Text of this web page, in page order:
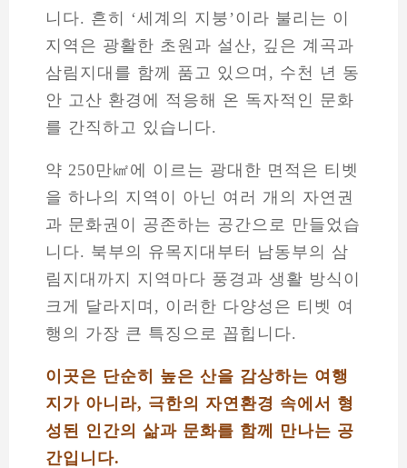
니다. 흔히 ‘세계의 지붕’이라 불리는 이
지역은 광활한 초원과 설산, 깊은 계곡과
삼림지대를 함께 품고 있으며, 수천 년 동
안 고산 환경에 적응해 온 독자적인 문화
를 간직하고 있습니다.
약 250만㎢에 이르는 광대한 면적은 티벳
을 하나의 지역이 아닌 여러 개의 자연권
과 문화권이 공존하는 공간으로 만들었습
니다. 북부의 유목지대부터 남동부의 삼
림지대까지 지역마다 풍경과 생활 방식이
크게 달라지며, 이러한 다양성은 티벳 여
행의 가장 큰 특징으로 꼽힙니다.
이곳은 단순히 높은 산을 감상하는 여행
지가 아니라, 극한의 자연환경 속에서 형
성된 인간의 삶과 문화를 함께 만나는 공
간입니다.